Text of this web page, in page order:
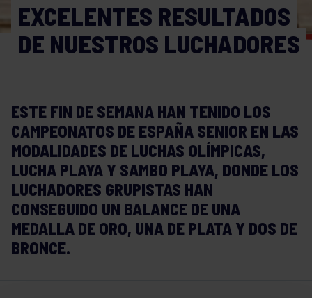
EXCELENTES RESULTADOS
DE NUESTROS LUCHADORES
ESTE FIN DE SEMANA HAN TENIDO LOS
CAMPEONATOS DE ESPAÑA SENIOR EN LAS
MODALIDADES DE LUCHAS OLÍMPICAS,
LUCHA PLAYA Y SAMBO PLAYA, DONDE LOS
LUCHADORES GRUPISTAS HAN
CONSEGUIDO UN BALANCE DE UNA
MEDALLA DE ORO, UNA DE PLATA Y DOS DE
BRONCE.